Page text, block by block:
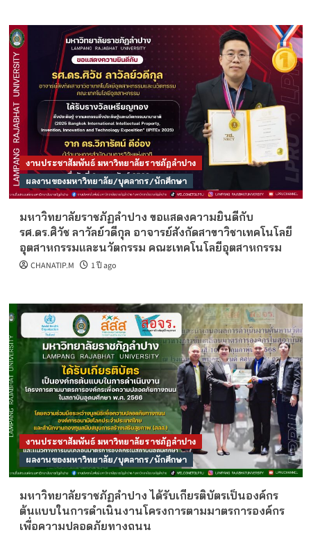
งานประชาสัมพันธ์ มหาวิทยาลัยราชภัฏลำปาง
ผลงานของมหาวิทยาลัย/บุคลากร/นักศึกษา
มหาวิทยาลัยราชภัฏลำปาง ขอแสดงความยินดีกับ
รศ.ดร.ศิวัช ลาวัลย์วดีกุล อาจารย์สังกัดสาขาวิชาเทคโนโลยี
อุตสาหกรรมและนวัตกรรม คณะเทคโนโลยีอุตสาหกรรม
CHANATIP.M 1 ปี ago
งานประชาสัมพันธ์ มหาวิทยาลัยราชภัฏลำปาง
ผลงานของมหาวิทยาลัย/บุคลากร/นักศึกษา
มหาวิทยาลัยราชภัฏลำปาง ได้รับเกียรติบัตรเป็นองค์กร
ต้นแบบในการดำเนินงานโครงการตามมาตรการองค์กร
เพื่อความปลอดภัยทางถนน